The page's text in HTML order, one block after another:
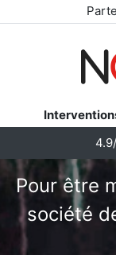
Pour être
société